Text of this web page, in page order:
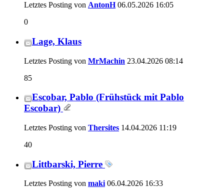
Letztes Posting von AntonH06.05.2026 16:05
0
Lage, Klaus
Letztes Posting von MrMachin 23.04.2026 08:14
85
Escobar, Pablo (Frühstück mit Pablo
Escobar)
Letztes Posting von Thersites 14.04.2026 11:19
40
Littbarski, Pierre
Letztes Posting von maki06.04.2026 16:33